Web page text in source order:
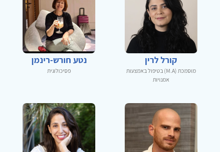
קורל לרין
מוסמכת (M.A) בטיפול באמצעות
אמנויות
נטע חורש-רינמן
פסיכולוגית